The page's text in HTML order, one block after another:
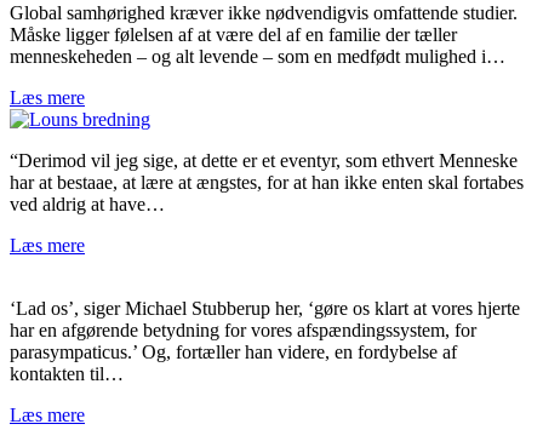
Global samhørighed kræver ikke nødvendigvis omfattende studier.
Måske ligger følelsen af at være del af en familie der tæller
menneskeheden – og alt levende – som en medfødt mulighed i…
Læs mere
“Derimod vil jeg sige, at dette er et eventyr, som ethvert Menneske
har at bestaae, at lære at ængstes, for at han ikke enten skal fortabes
ved aldrig at have…
Læs mere
‘Lad os’, siger Michael Stubberup her, ‘gøre os klart at vores hjerte
har en afgørende betydning for vores afspændingssystem, for
parasympaticus.’ Og, fortæller han videre, en fordybelse af
kontakten til…
Læs mere